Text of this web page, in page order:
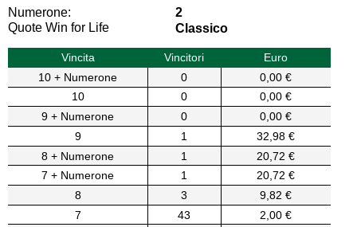
Numerone:
2
Quote Win for Life
Classico
Vincita Vincitori
Euro
10 + Numerone
0
0,00 €
10
0
0,00 €
9 + Numerone
0
0,00 €
9
1
32,98 €
8 + Numerone
1
20,72 €
7 + Numerone
1
20,72 €
8
3
9,82 €
7
43
2,00 €